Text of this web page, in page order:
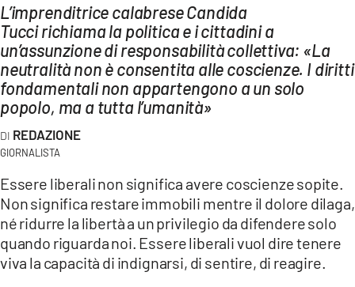
LaC
Network
LACPLAY.IT
LACTV.IT
LACITYMAG.IT
ILREGGINO.IT
COSENZACHANNEL.IT
ILVIBONESE.IT
CATANZAROCHANNEL.IT
L’imprenditrice calabrese Candida
Tucci richiama la politica e i cittadini a
un’assunzione di responsabilità collettiva: «La
neutralità non è consentita alle coscienze. I diritti
fondamentali non appartengono a un solo
popolo, ma a tutta l’umanità»
REDAZIONE
GIORNALISTA
Essere liberali non significa avere coscienze sopite.
Non significa restare immobili mentre il dolore dilaga,
né ridurre la libertà a un privilegio da difendere solo
quando riguarda noi. Essere liberali vuol dire tenere
viva la capacità di indignarsi, di sentire, di reagire.